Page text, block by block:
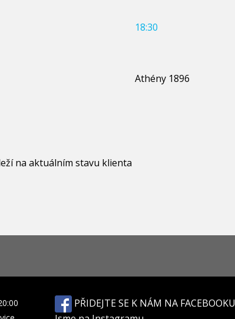
18:30
Athény 1896
na aktuálním stavu klienta
PŘIDEJTE SE K NÁM NA FACEBOOKU